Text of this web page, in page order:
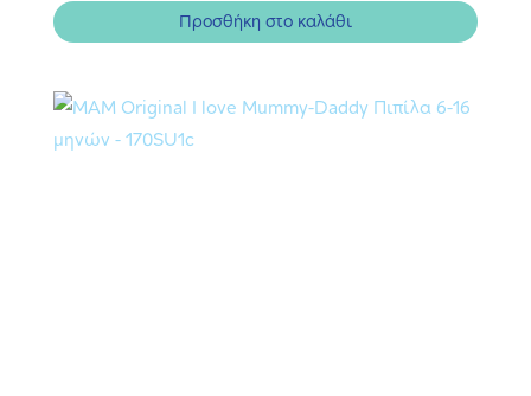
Προσθήκη στο καλάθι